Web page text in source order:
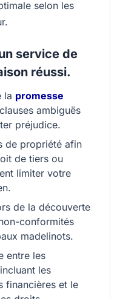
selon les
service de
réussi.
la promesse
ambiguës
préjudice.
de propriété afin
de tiers ou
limiter votre
de la découverte
conformités
madelinots.
entre les
les
financières et le